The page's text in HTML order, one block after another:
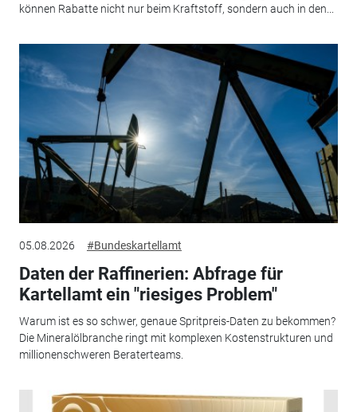
können Rabatte nicht nur beim Kraftstoff, sondern auch in den...
05.08.2026 #Bundeskartellamt
Daten der Raffinerien: Abfrage für
Kartellamt ein "riesiges Problem"
Warum ist es so schwer, genaue Spritpreis-Daten zu bekommen?
Die Mineralölbranche ringt mit komplexen Kostenstrukturen und
millionenschweren Beraterteams.